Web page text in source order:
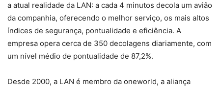
a atual realidade da LAN: a cada 4 minutos decola um avião
da companhia, oferecendo o melhor serviço, os mais altos
índices de segurança, pontualidade e eficiência. A
empresa opera cerca de 350 decolagens diariamente, com
um nível médio de pontualidade de 87,2%.
Desde 2000, a LAN é membro da oneworld, a aliança